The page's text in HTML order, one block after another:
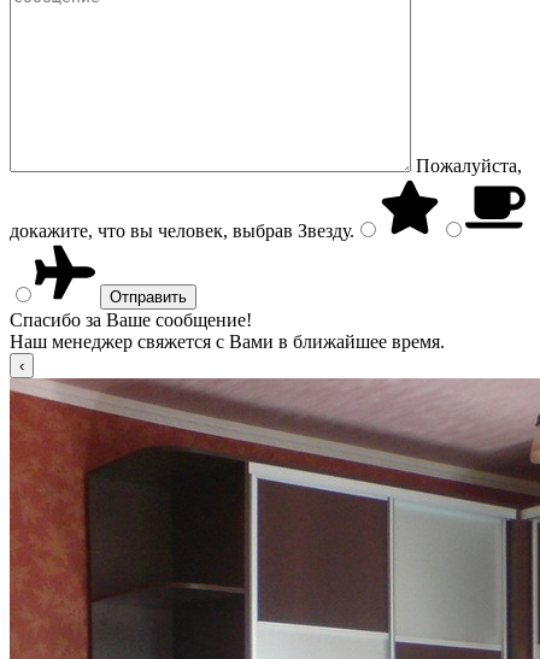
Пожалуйста,
докажите, что вы человек, выбрав Звезду.
Спасибо за Ваше сообщение!
Наш менеджер свяжется с Вами в ближайшее время.